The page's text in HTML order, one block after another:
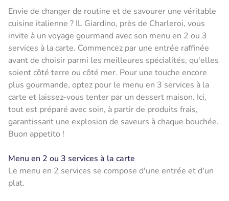
Envie de changer de routine et de savourer une véritable
cuisine italienne ? IL Giardino, près de Charleroi, vous
invite à un voyage gourmand avec son menu en 2 ou 3
services à la carte. Commencez par une entrée raffinée
avant de choisir parmi les meilleures spécialités, qu'elles
soient côté terre ou côté mer. Pour une touche encore
plus gourmande, optez pour le menu en 3 services à la
carte et laissez-vous tenter par un dessert maison. Ici,
tout est préparé avec soin, à partir de produits frais,
garantissant une explosion de saveurs à chaque bouchée.
Buon appetito !
Menu en 2 ou 3 services à la carte
Le menu en 2 services se compose d'une entrée et d'un
plat.